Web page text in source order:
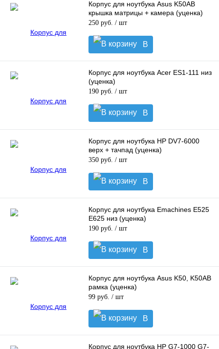
Корпус для ноутбука Asus K50AB
крышка матрицы + камера (уценка)
250 руб. / шт
В
корзину
Корпус для ноутбука Acer ES1-111 низ
(уценка)
190 руб. / шт
В
корзину
Корпус для ноутбука HP DV7-6000
верх + тачпад (уценка)
350 руб. / шт
В
корзину
Корпус для ноутбука Emachines E525
E625 низ (уценка)
190 руб. / шт
В
корзину
Корпус для ноутбука Asus K50, K50AB
рамка (уценка)
99 руб. / шт
В
корзину
Корпус для ноутбука HP G7-1000 G7-